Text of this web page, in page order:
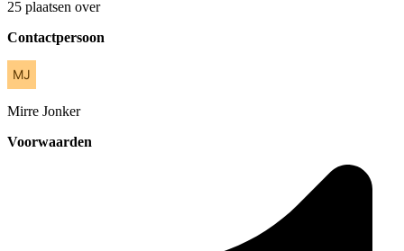
25 plaatsen over
Contactpersoon
Mirre Jonker
Voorwaarden